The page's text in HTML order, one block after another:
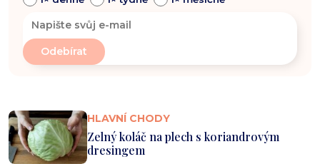
HLAVNÍ CHODY
Zelný koláč na plech s koriandrovým
dresingem